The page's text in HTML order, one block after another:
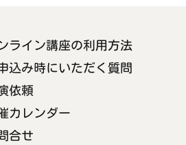
ライン講座の利用方法
込み時にいただく質問
依頼
カレンダー
合せ